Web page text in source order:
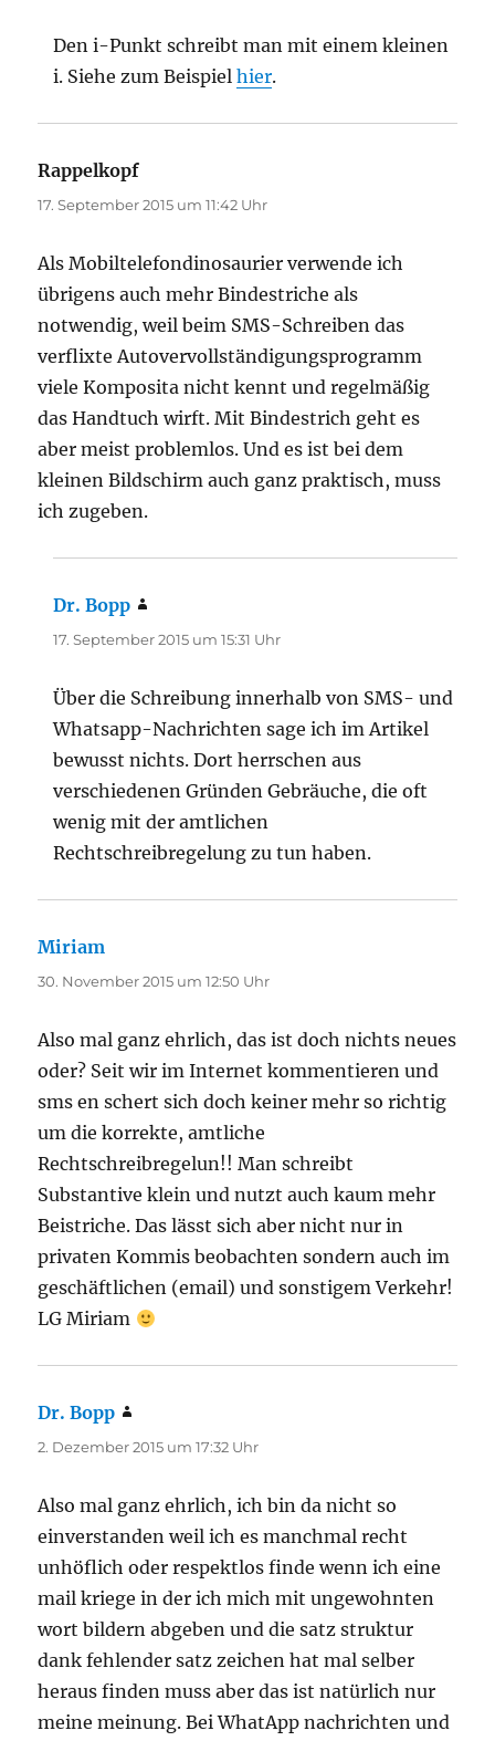
Den i-Punkt schreibt man mit einem kleinen
i. Siehe zum Beispielhier.
Rappelkopf
17. September 2015 um 11:42 Uhr
Als Mobiltelefondinosaurier verwende ich
übrigens auch mehr Bindestriche als
notwendig, weil beim SMS-Schreiben das
verflixte Autovervollständigungsprogramm
viele Komposita nicht kennt und regelmäßig
das Handtuch wirft. Mit Bindestrich geht es
aber meist problemlos. Und es ist bei dem
kleinen Bildschirm auch ganz praktisch, muss
ich zugeben.
Dr. Bopp
17. September 2015 um 15:31 Uhr
Über die Schreibung innerhalb von SMS- und
Whatsapp-Nachrichten sage ich im Artikel
bewusst nichts. Dort herrschen aus
verschiedenen Gründen Gebräuche, die oft
wenig mit der amtlichen
Rechtschreibregelung zu tun haben.
Miriam
30. November 2015 um 12:50 Uhr
Also mal ganz ehrlich, das ist doch nichts neues
oder? Seit wir im Internet kommentieren und
sms en schert sich doch keiner mehr so richtig
um die korrekte, amtliche
Rechtschreibregelun!! Man schreibt
Substantive klein und nutzt auch kaum mehr
Beistriche. Das lässt sich aber nicht nur in
privaten Kommis beobachten sondern auch im
geschäftlichen (email) und sonstigem Verkehr!
LG Miriam
Dr. Bopp
2. Dezember 2015 um 17:32 Uhr
Also mal ganz ehrlich, ich bin da nicht so
einverstanden weil ich es manchmal recht
unhöflich oder respektlos finde wenn ich eine
mail kriege in der ich mich mit ungewohnten
wort bildern abgeben und die satz struktur
dank fehlender satz zeichen hat mal selber
heraus finden muss aber das ist natürlich nur
meine meinung. Bei WhatApp nachrichten und